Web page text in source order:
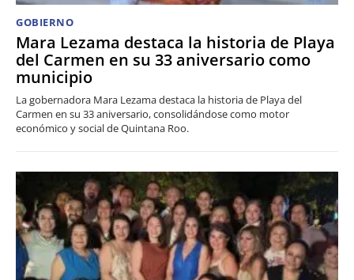
GOBIERNO
Mara Lezama destaca la historia de Playa
del Carmen en su 33 aniversario como
municipio
La gobernadora Mara Lezama destaca la historia de Playa del
Carmen en su 33 aniversario, consolidándose como motor
económico y social de Quintana Roo.